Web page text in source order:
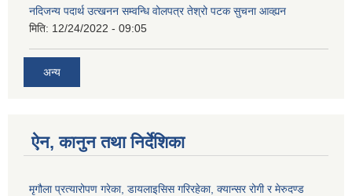
नदिजन्य पदार्थ उत्खनन सम्वन्धि वोलपत्र तेश्रो पटक सुचना आव्ह्यन
मिति: 12/24/2022 - 09:05
अन्य
ऐन, कानुन तथा निर्देशिका
मृगौला प्रत्यारोपण गरेका, डायलाइसिस गरिरहेका, क्यान्सर रोगी र मेरुदण्‍ड